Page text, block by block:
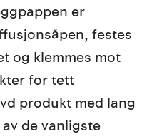
er
festes
og klemmes mot
for tett
produkt med lang
de vanligste